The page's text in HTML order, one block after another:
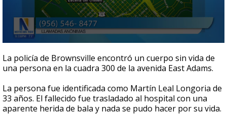
seconds
of
35
La policía de Brownsville encontró un cuerpo sin vida de
una persona en la cuadra 300 de la avenida East Adams.
La persona fue identificada como Martín Leal Longoria de
33 años. El fallecido fue trasladado al hospital con una
aparente herida de bala y nada se pudo hacer por su vida.